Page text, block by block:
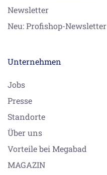
Newsletter
Neu: Profishop-Newsletter
Unternehmen
Jobs
Presse
Standorte
Über uns
Vorteile bei Megabad
MAGAZIN